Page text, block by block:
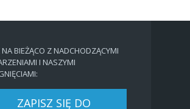
BIEŻĄCO Z NADCHODZĄCYMI
I NASZYMI
ZAPISZ SIĘ DO